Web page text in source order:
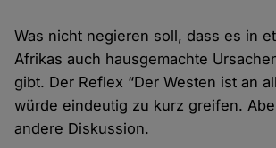
Was nicht negieren soll, dass es in
Afrikas auch hausgemachte
gibt. Der Reflex “Der Westen ist an
würde eindeutig zu kurz greifen.
andere Diskussion.